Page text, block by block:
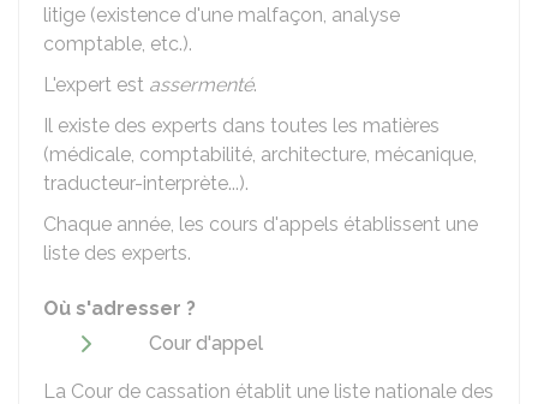
litige (existence d'une malfaçon, analyse
comptable, etc.).
L'expert est assermenté.
Il existe des experts dans toutes les matières
(médicale, comptabilité, architecture, mécanique,
traducteur-interprète...).
Chaque année, les cours d'appels établissent une
liste des experts.
Où s'adresser ?
Cour d'appel
La Cour de cassation établit une liste nationale des